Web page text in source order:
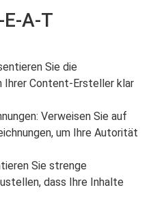
A-T
Sie die
Ihrer Content-Ersteller klar
Verweisen Sie auf
um Ihre Autorität
Sie strenge
dass Ihre Inhalte